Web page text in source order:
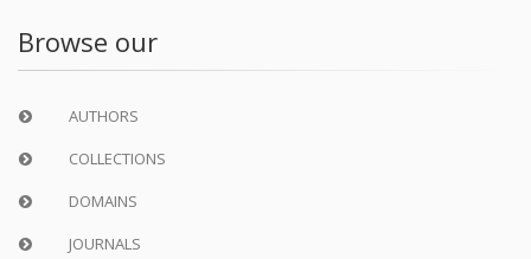
Browse our
AUTHORS
COLLECTIONS
DOMAINS
JOURNALS